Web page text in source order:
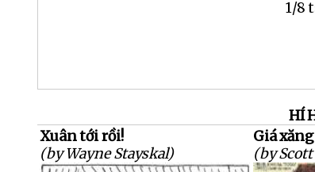
1/8
HÍ
Xuân tới rồi!
(by Wayne Stayskal)
Giá
(by